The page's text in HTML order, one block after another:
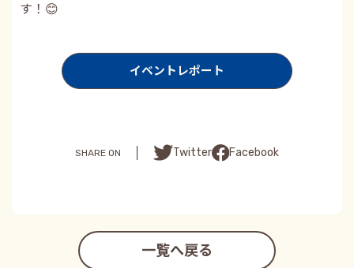
す！😊
イベントレポート
SHARE ON Twitter Facebook
一覧へ戻る